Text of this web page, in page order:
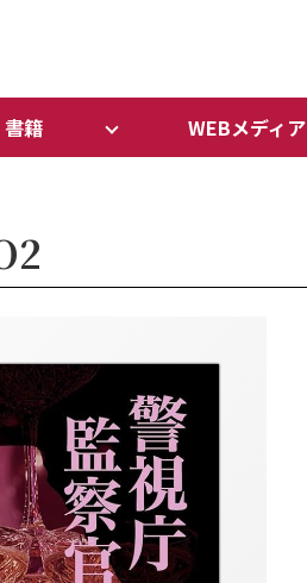
書籍 WEBメディア